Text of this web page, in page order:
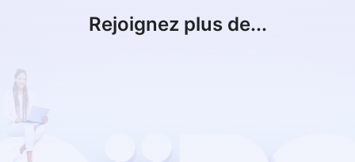
Rejoignez plus de...